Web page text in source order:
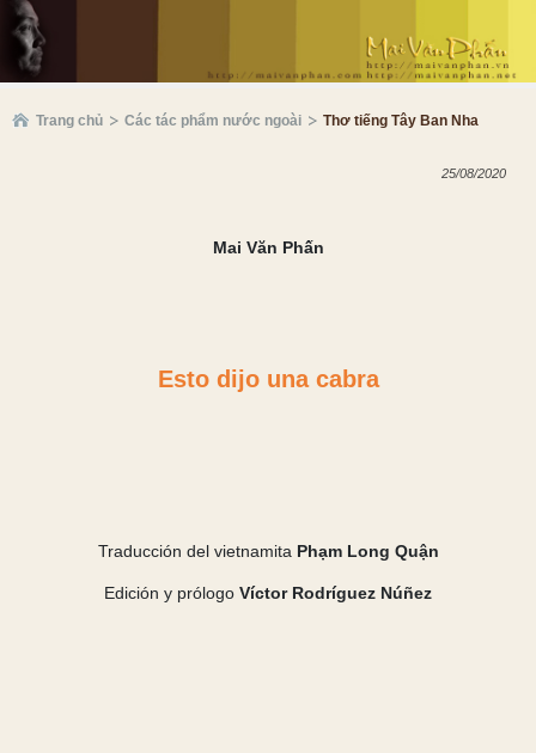
Trang chủ Các tác phẩm nước ngoài Thơ tiếng Tây Ban Nha
25/08/2020
Mai Văn Phấn
Esto dijo una cabra
Traducción del vietnamita Phạm Long Quận
Edición y prólogo Víctor Rodríguez Núñez